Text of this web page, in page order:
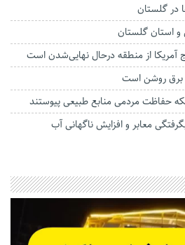
استان گلستان
آمریکا از منطقه درحال نهایی‌شدن است
برق روشن است
معابر و افزایش ناگهانی آب